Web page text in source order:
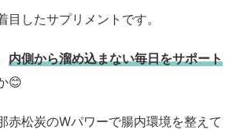
目したサプリメントです。
内側から溜め込まない毎日をサポート
😊
赤松炭のWパワーで腸内環境を整えて